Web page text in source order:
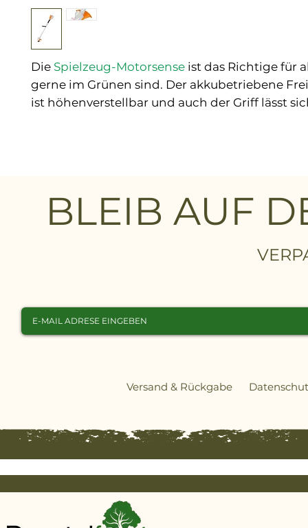
Die Spielzeug-Motorsense ist das Richtige für
gerne im Grünen sind. Der akkubetriebene
ist höhenverstellbar und auch der Griff lässt
BLEIB AUF
Versand & Rückgabe